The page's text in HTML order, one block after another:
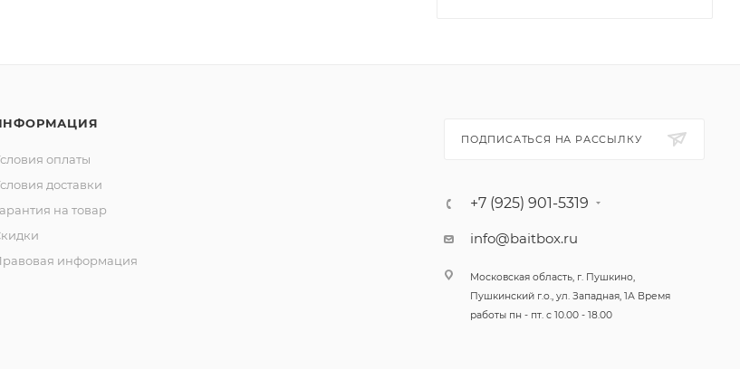
оплаты
доставки
на товар
информация
ПОДПИСАТЬСЯ НА РАССЫЛКУ
+7 (925) 901-5319
info@baitbox.ru
Московская область, г. Пушкино,
Пушкинский г.о., ул. Западная, 1А Время
работы пн - пт. с 10.00 - 18.00